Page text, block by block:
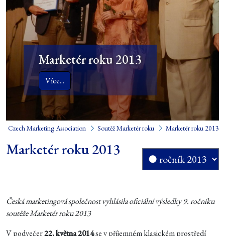
Marketér roku 2013
Více...
Czech Marketing Association Soutěž Marketér roku Marketér roku 2013
Marketér roku 2013
Česká marketingová společnost vyhlásila oficiální výsledky 9. ročníku
soutěže Marketér roku 2013
V podvečer22. května 2014se v příjemném klasickém prostředí